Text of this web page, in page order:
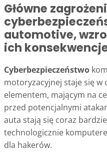
Główne
automotive,
ich
Cyberbezpieczeństwo
motoryzacyjnej staje się w
elementem, mającym na
przed potencjalnymi
auta stają się coraz
technologicznie
dla hakerów.